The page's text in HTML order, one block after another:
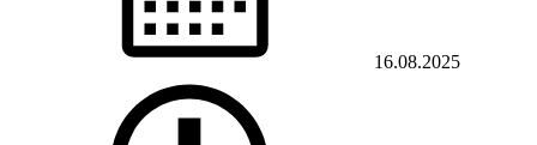
16.08.2025